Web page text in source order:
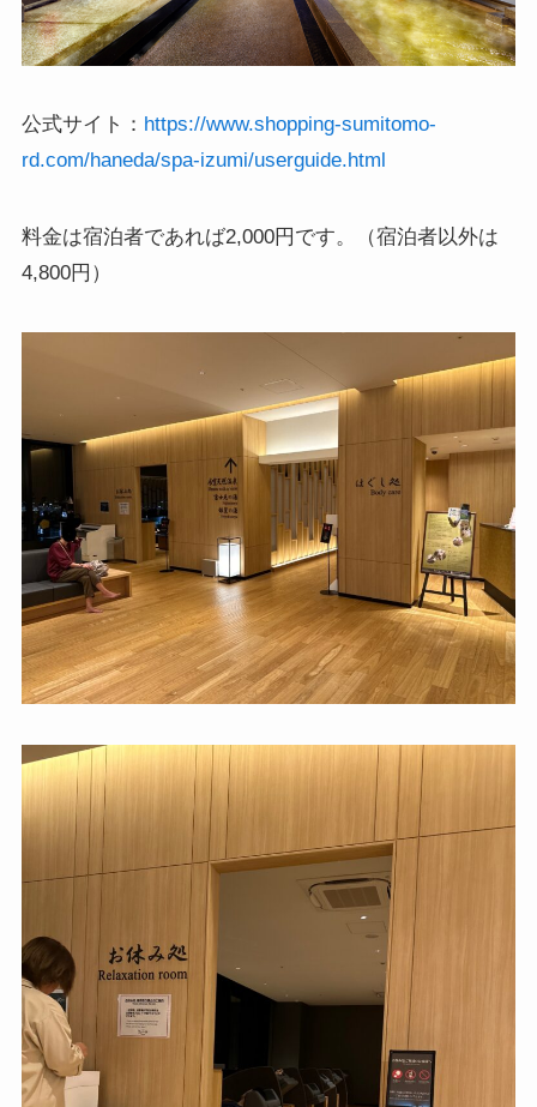
公式サイト： https://www.shopping-sumitomo-
rd.com/haneda/spa-izumi/userguide.html
料金は宿泊者であれば2,000円です。（宿泊者以外は
4,800円）